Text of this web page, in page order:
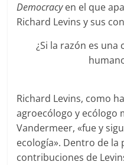
Democracyen el que
Richard Levins y sus
¿Si la razón es
Richard Levins, como
agroecólogo y ecólogo
Vandermeer, «fue y
ecología». Dentro de la
contribuciones de